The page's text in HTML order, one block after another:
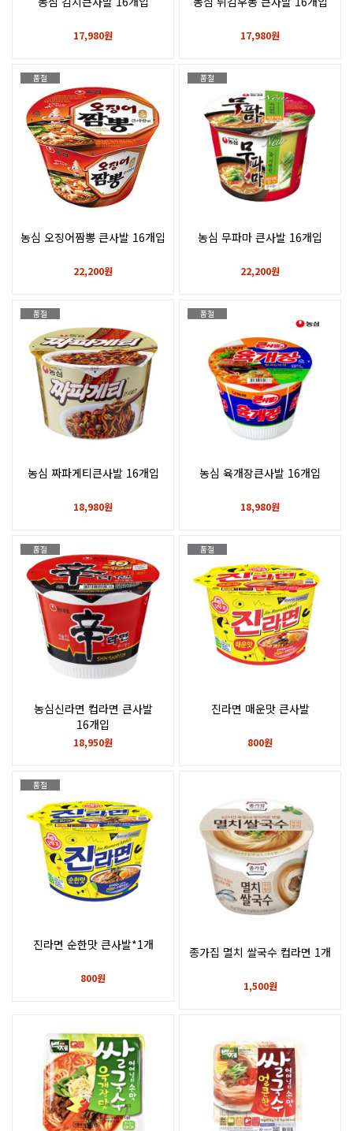
17,980원 17,980원
품절
농심 오징어짬뽕 큰사발 16개입
22,200원
품절
농심 무파마 큰사발 16개입
22,200원
품절
농심 짜파게티큰사발 16개입
18,980원
품절
농심 육개장큰사발 16개입
18,980원
품절
농심신라면 컵라면 큰사발
16개입
18,950원
품절
진라면 매운맛 큰사발
800원
품절
진라면 순한맛 큰사발*1개
800원
종가집 멸치 쌀국수 컵라면 1개
1,500원